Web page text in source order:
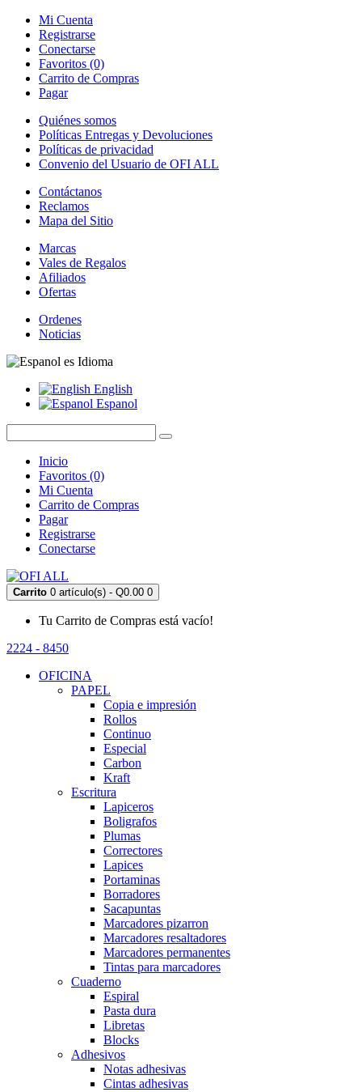
Mi Cuenta
Registrarse
Conectarse
Favoritos (0)
Carrito de Compras
Pagar
Quiénes somos
Políticas Entregas y Devoluciones
Políticas de privacidad
Convenio del Usuario de OFI ALL
Contáctanos
Reclamos
Mapa del Sitio
Marcas
Vales de Regalos
Afiliados
Ofertas
Ordenes
Noticias
es Idioma
English
Espanol
Inicio
Favoritos (0)
Mi Cuenta
Carrito de Compras
Pagar
Registrarse
Conectarse
Carrito 0 artículo(s) - Q0.00 0
Tu Carrito de Compras está vacío!
2224 - 8450
OFICINA
PAPEL
Copia e impresión
Rollos
Continuo
Especial
Carbon
Kraft
Escritura
Lapiceros
Boligrafos
Plumas
Correctores
Lapices
Portaminas
Borradores
Sacapuntas
Marcadores pizarron
Marcadores resaltadores
Marcadores permanentes
Tintas para marcadores
Cuaderno
Espiral
Pasta dura
Libretas
Blocks
Adhesivos
Notas adhesivas
Cintas adhesivas